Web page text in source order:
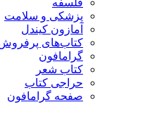
فلسفه
پزشکی و سلامت
آمازون کیندل
کتاب‌های
گرامافون
کتاب شعر
حراجی کتاب
صفحه گرامافون